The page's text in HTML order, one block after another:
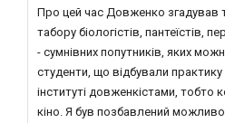
Про цей час Довженко згадував
табору біологістів, пантеїстів,
- сумнівних попутників, яких
студенти, що відбували
інституті довженкістами,
кіно. Я був позбавлений